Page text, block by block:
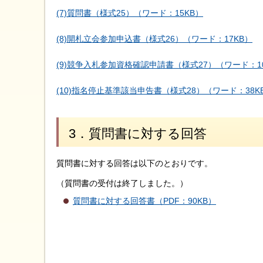
(7)質問書（様式25）（ワード：15KB）
(8)開札立会参加申込書（様式26）（ワード：17KB）
(9)競争入札参加資格確認申請書（様式27）（ワード：
(10)指名停止基準該当申告書（様式28）（ワード：38KB
3．質問書に対する回答
質問書に対する回答は以下のとおりです。
（質問書の受付は終了しました。）
質問書に対する回答書（PDF：90KB）